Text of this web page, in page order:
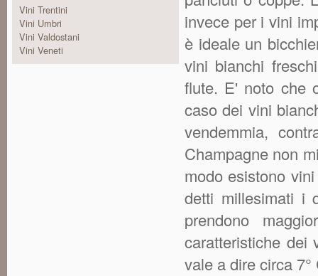
Vini Trentini
Vini Umbri
Vini Valdostani
Vini Veneti
invece per i vini
è ideale un
vini bianchi
flute. E' noto che
caso dei vini
vendemmia,
Champagne non
modo esistono
detti millesimati i
prendono
caratteristiche dei
vale a dire circa